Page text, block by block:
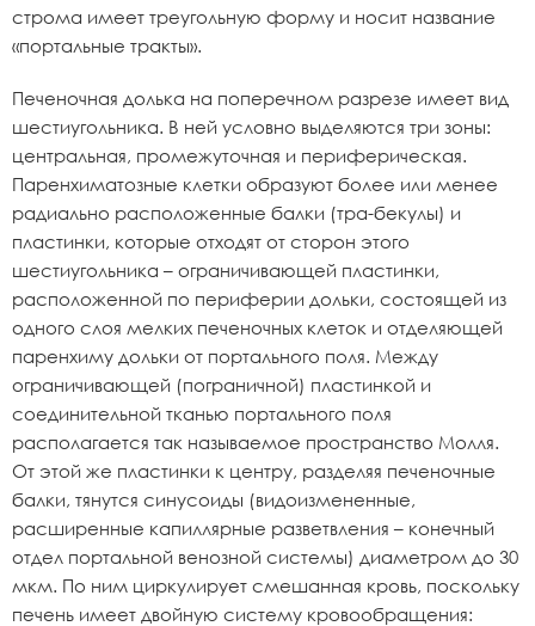
строма имеет треугольную форму и носит название
«портальные тракты».
Печеночная долька на поперечном разрезе имеет вид
шестиугольника. В ней условно выделяются три зоны:
центральная, промежуточная и периферическая.
Паренхиматозные клетки образуют более или менее
радиально расположенные балки (тра-бекулы) и
пластинки, которые отходят от сторон этого
шестиугольника – ограничивающей пластинки,
расположенной по периферии дольки, состоящей из
одного слоя мелких печеночных клеток и отделяющей
паренхиму дольки от портального поля. Между
ограничивающей (пограничной) пластинкой и
соединительной тканью портального поля
располагается так называемое пространство Молля.
От этой же пластинки к центру, разделяя печеночные
балки, тянутся синусоиды (видоизмененные,
расширенные капиллярные разветвления – конечный
отдел портальной венозной системы) диаметром до 30
мкм. По ним циркулирует смешанная кровь, поскольку
печень имеет двойную систему кровообращения: